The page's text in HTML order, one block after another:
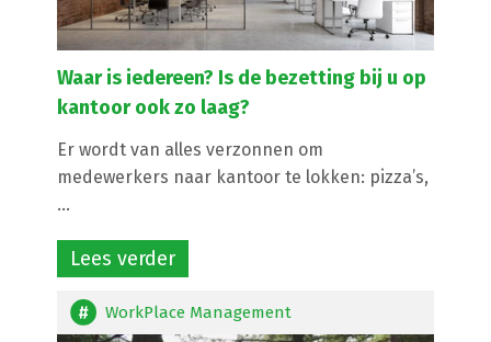
Waar is iedereen? Is de bezetting bij u op
kantoor ook zo laag?
Er wordt van alles verzonnen om
medewerkers naar kantoor te lokken: pizza’s,
...
Lees verder
WorkPlace Management